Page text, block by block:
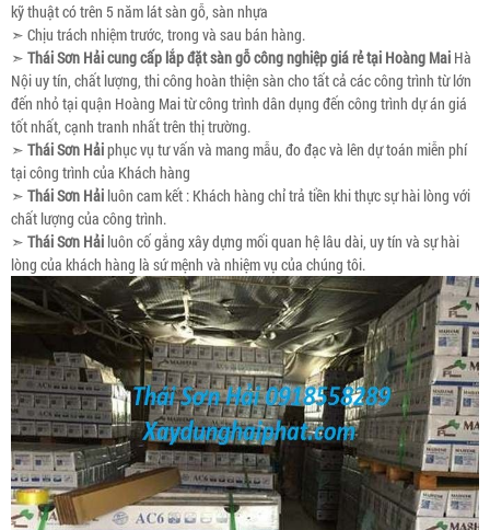
kỹ thuật có trên 5 năm lát sàn gỗ, sàn nhựa
➣ Chịu trách nhiệm trước, trong và sau bán hàng.
➣ Thái Sơn Hảicung cấp lắp đặt sàn gỗ công nghiệp giá rẻ tại Hoàng Mai Hà
Nội uy tín, chất lượng, thi công hoàn thiện sàn cho tất cả các công trình từ lớn
đến nhỏ tại quận Hoàng Mai từ công trình dân dụng đến công trình dự án giá
tốt nhất, cạnh tranh nhất trên thị trường.
➣ Thái Sơn Hảiphục vụ tư vấn và mang mẫu, đo đạc và lên dự toán miễn phí
tại công trình của Khách hàng
➣ Thái Sơn Hải luôn cam kết : Khách hàng chỉ trả tiền khi thực sự hài lòng với
chất lượng của công trình.
➣ Thái Sơn Hải luôn cố gắng xây dựng mối quan hệ lâu dài, uy tín và sự hài
lòng của khách hàng là sứ mệnh và nhiệm vụ của chúng tôi.